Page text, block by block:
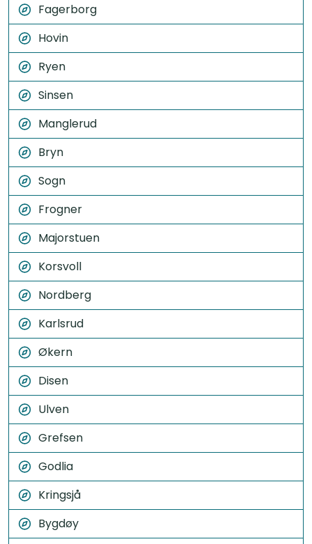
Fagerborg
Hovin
Ryen
Sinsen
Manglerud
Bryn
Sogn
Frogner
Majorstuen
Korsvoll
Nordberg
Karlsrud
Økern
Disen
Ulven
Grefsen
Godlia
Kringsjå
Bygdøy